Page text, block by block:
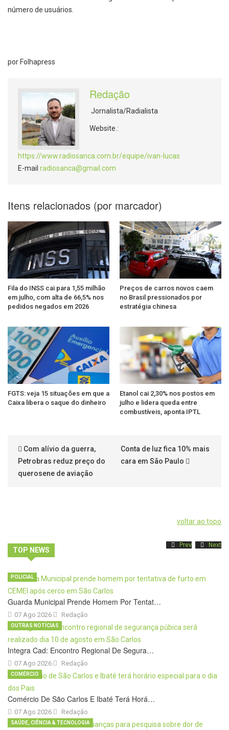
número de usuários.
por Folhapress
Redação
Jornalista/Radialista
Website.:
https://www.radiosanca.com.br/equipe/ivan-lucas
E-mail radiosanca@gmail.com
Itens relacionados (por marcador)
Fila do INSS cai para 1,55 milhão
em julho, com alta de 66,5% nos
pedidos negados em 2026
Preços de carros novos caem
no Brasil pressionados por
estratégia chinesa
FGTS: veja 15 situações em que a
Caixa libera o saque do dinheiro
Etanol cai 2,30% nos postos em
julho e lidera queda entre
combustíveis, aponta IPTL
Com alívio da guerra,
Petrobras reduz preço do
querosene de aviação
Conta de luz fica 10% mais
cara em São Paulo
voltar ao topo
TOP NEWS
Prev Next
Guarda Municipal Prende Homem Por Tentat…
07 Ago 2026
POLICIAL
Redação
Integra Cad: Encontro Regional De Segura…
07 Ago 2026
OUTRAS NOTÍCIAS
Redação
Comércio De São Carlos E Ibaté Terá Horá…
07 Ago 2026
COMÉRCIO
Redação
SAÚDE, CIÊNCIA & TECNOLOGIA